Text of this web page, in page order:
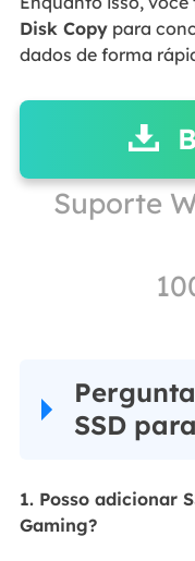
Disk Copypara
dados de forma
Suporte
SSD
1. Posso adicionar
Gaming?